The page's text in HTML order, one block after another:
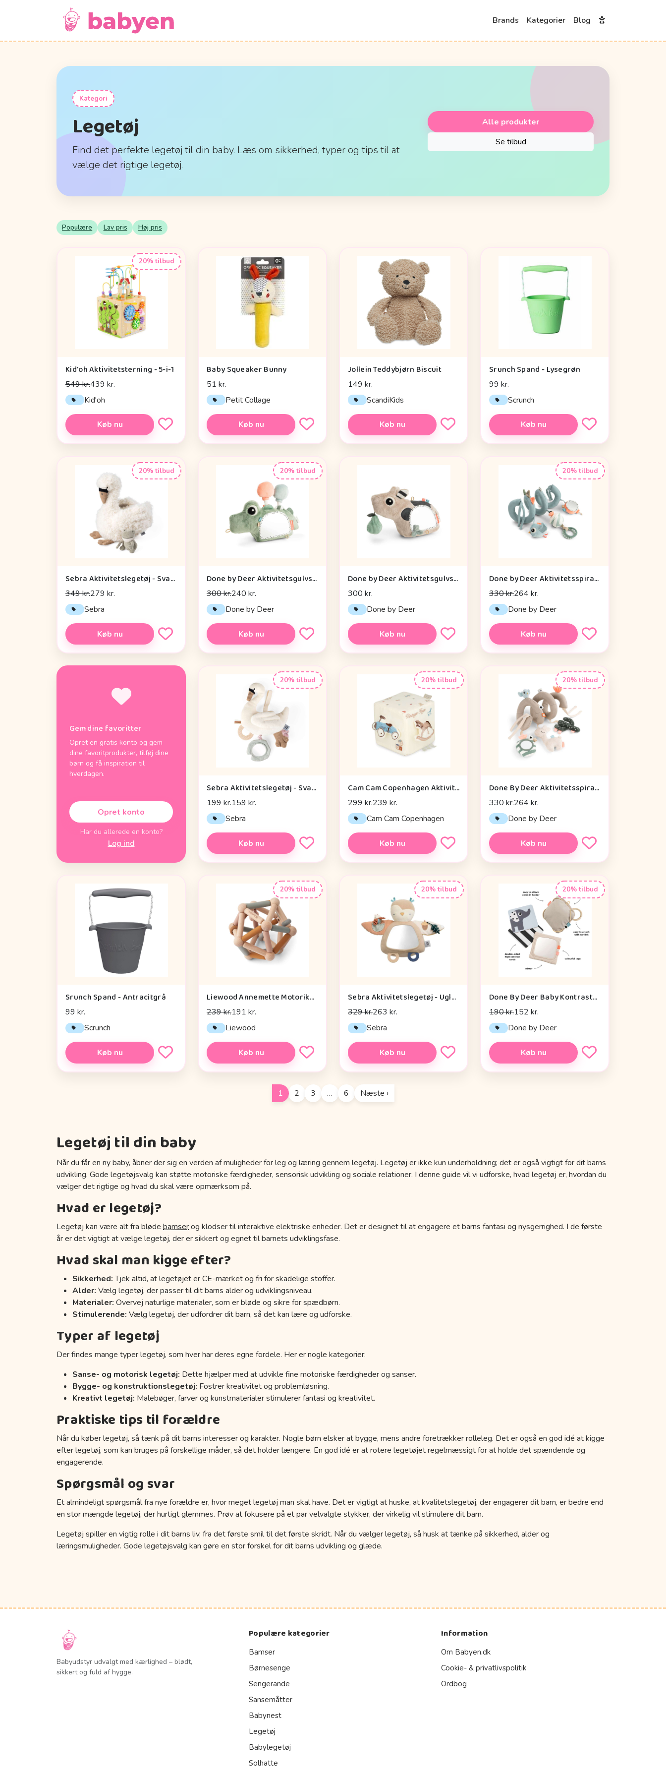
Brands Kategorier Blog
Kategori
Legetøj
Find det perfekte legetøj til din baby. Læs om sikkerhed, typer og tips til at
vælge det rigtige legetøj.
Alle produkter
Se tilbud
Populære Lav pris Høj pris
20% tilbud
Kid'oh Aktivitetsterning - 5-i-1
549 kr.439 kr.
Kid'oh
Køb nu
Baby Squeaker Bunny
51 kr.
Petit Collage
Køb nu
Jollein Teddybjørn Biscuit
149 kr.
ScandiKids
Køb nu
Srunch Spand - Lysegrøn
99 kr.
Scrunch
Køb nu
20% tilbud
Sebra Aktivitetslegetøj - Svane
349 kr.279 kr.
Sebra
Køb nu
20% tilbud
Done by Deer Aktivitetsgulvspejl - Croco - Grøn
300 kr.240 kr.
Done by Deer
Køb nu
Done by Deer Aktivitetsgulvspejl - Dotti - Sand
300 kr.
Done by Deer
Køb nu
20% tilbud
Done by Deer Aktivitetsspiral - Celebration - Blå
330 kr.264 kr.
Done by Deer
Køb nu
Gem dine favoritter
Opret en gratis konto og gem
dine favoritprodukter, tilføj dine
børn og få inspiration til
hverdagen.
Opret konto
Har du allerede en konto?
Log ind
20% tilbud
Sebra Aktivitetslegetøj - Svane
199 kr.159 kr.
Sebra
Køb nu
20% tilbud
Cam Cam Copenhagen Aktivitetsterning - OCS - Vintage Toys
299 kr.239 kr.
Cam Cam Copenhagen
Køb nu
20% tilbud
Done By Deer Aktivitetsspiral - Lalee Sand
330 kr.264 kr.
Done by Deer
Køb nu
Srunch Spand - Antracitgrå
99 kr.
Scrunch
Køb nu
20% tilbud
Liewood Annemette Motorikbold - Mustard Multi Mix
239 kr.191 kr.
Liewood
Køb nu
20% tilbud
Sebra Aktivitetslegetøj - Uglen Blinky
329 kr.263 kr.
Sebra
Køb nu
20% tilbud
Done By Deer Baby Kontrastkortholder - Deer Friends - Sand
190 kr.152 kr.
Done by Deer
Køb nu
1 2 3 … 6 Næste ›
Legetøj til din baby
Når du får en ny baby, åbner der sig en verden af muligheder for leg og læring gennem legetøj. Legetøj er ikke kun underholdning; det er også vigtigt for dit barns
udvikling. Gode legetøjsvalg kan støtte motoriske færdigheder, sensorisk udvikling og sociale relationer. I denne guide vil vi udforske, hvad legetøj er, hvordan du
vælger det rigtige og hvad du skal være opmærksom på.
Hvad er legetøj?
Legetøj kan være alt fra bløde bamserog klodser til interaktive elektriske enheder. Det er designet til at engagere et barns fantasi og nysgerrighed. I de første
år er det vigtigt at vælge legetøj, der er sikkert og egnet til barnets udviklingsfase.
Hvad skal man kigge efter?
Sikkerhed:Tjek altid, at legetøjet er CE-mærket og fri for skadelige stoffer.
Alder: Vælg legetøj, der passer til dit barns alder og udviklingsniveau.
Materialer: Overvej naturlige materialer, som er bløde og sikre for spædbørn.
Stimulerende: Vælg legetøj, der udfordrer dit barn, så det kan lære og udforske.
Typer af legetøj
Der findes mange typer legetøj, som hver har deres egne fordele. Her er nogle kategorier:
Sanse- og motorisk legetøj: Dette hjælper med at udvikle fine motoriske færdigheder og sanser.
Bygge- og konstruktionslegetøj: Fostrer kreativitet og problemløsning.
Kreativt legetøj: Malebøger, farver og kunstmaterialer stimulerer fantasi og kreativitet.
Praktiske tips til forældre
Når du køber legetøj, så tænk på dit barns interesser og karakter. Nogle børn elsker at bygge, mens andre foretrækker rolleleg. Det er også en god idé at kigge
efter legetøj, som kan bruges på forskellige måder, så det holder længere. En god idé er at rotere legetøjet regelmæssigt for at holde det spændende og
engagerende.
Spørgsmål og svar
Et almindeligt spørgsmål fra nye forældre er, hvor meget legetøj man skal have. Det er vigtigt at huske, at kvalitetslegetøj, der engagerer dit barn, er bedre end
en stor mængde legetøj, der hurtigt glemmes. Prøv at fokusere på et par velvalgte stykker, der virkelig vil stimulere dit barn.
Legetøj spiller en vigtig rolle i dit barns liv, fra det første smil til det første skridt. Når du vælger legetøj, så husk at tænke på sikkerhed, alder og
læringsmuligheder. Gode legetøjsvalg kan gøre en stor forskel for dit barns udvikling og glæde.
Babyudstyr udvalgt med kærlighed – blødt,
sikkert og fuld af hygge.
Populære kategorier
Bamser
Børnesenge
Sengerande
Sansemåtter
Babynest
Legetøj
Babylegetøj
Solhatte
Information
Om Babyen.dk
Cookie- & privatlivspolitik
Ordbog